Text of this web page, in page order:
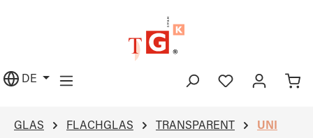
DE
GLAS FLACHGLAS TRANSPARENT UNI